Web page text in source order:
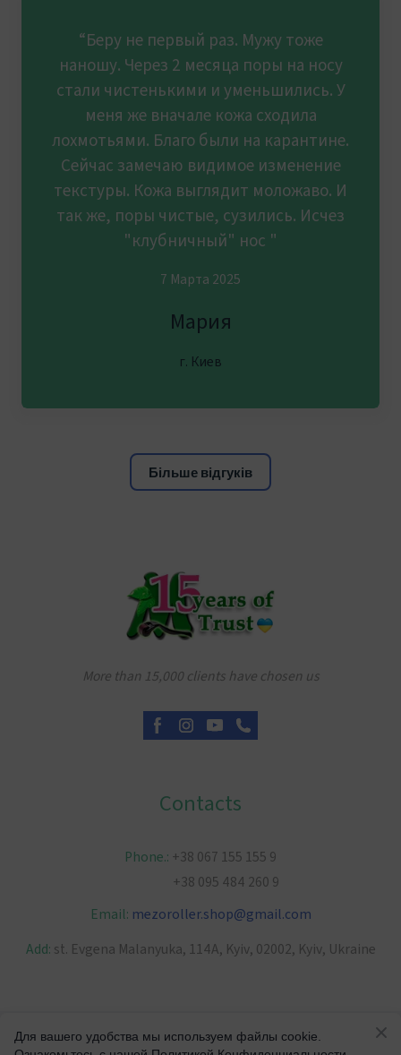
“Беру не первый раз. Мужу тоже
наношу. Через 2 месяца поры на носу
стали чистенькими и уменьшились. У
меня же вначале кожа сходила
лохмотьями. Благо были на карантине.
Сейчас замечаю видимое изменение
текстуры. Кожа выглядит моложаво. И
так же, поры чистые, сузились. Исчез
"клубничный" нос "
7 Марта 2025
Мария
г. Киев
Більше відгуків
More than 15,000 clients have chosen us
Contacts
Phone.: +38 067 155 155 9
+38 095 484 260 9
Email: mezoroller.shop@gmail.com
Add: st. Evgena Malanyuka, 114A, Kyiv, 02002, Kyiv, Ukraine
2024 © "MEZOROLER UKRAINE"
Для вашего удобства мы используем файлы cookie.